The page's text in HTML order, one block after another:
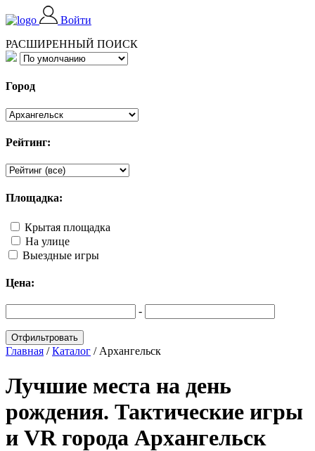
Войти
РАСШИРЕННЫЙ ПОИСК
Город
Рейтинг:
Площадка:
Крытая площадка
На улице
Выездные игры
Цена:
-
Главная /Каталог / Архангельск
Лучшие места на день
рождения. Тактические игры
и VR города Архангельск